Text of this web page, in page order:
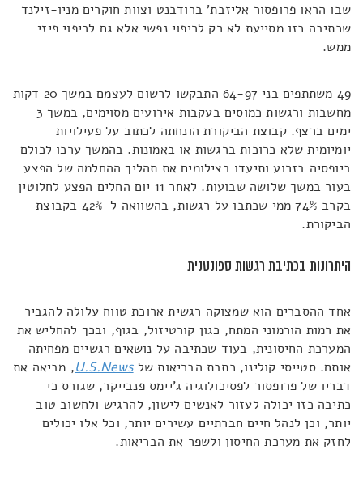
שבו הראו פרופסור אליזבת' ברודבנט וצוות חוקרים מניו-זילנד
שכתיבה כזו מסייעת לא רק לריפוי נפשי אלא גם לריפוי פיזי
ממש.
49 משתתפים בני 64-97 התבקשו לרשום לעצמם במשך 20 דקות
מחשבות ורגשות כמוסים בעקבות אירועים מסוימים, במשך 3
ימים ברצף. קבוצת הביקורת הונחתה לכתוב על פעילויות
יומיומית שלא כרוכות ברגשות או באמונות. בהמשך ערכו לכולם
ביופסיה בזרוע ותיעדו בצילומים את תהליך ההחלמה של הפצע
בעור במשך שלושה שבועות. לאחר 11 יום החלים הפצע לחלוטין
בקרב 74% ממי שכתבו על רגשות, בהשוואה ל-42% בקבוצת
הביקורת.
היתרונות בכתיבת רגשות ספונטנית
אחד ההסברים הוא שמצוקה רגשית ארוכת טווח עלולה להגביר
את רמות הורמוני המתח, כגון קורטיזול, בגוף, ובכך להחליש את
המערכת החיסונית, בעוד שכתיבה על נושאים רגשיים מפחיתה
אותם. סטייסי קולינו, כתבת הבריאות שלU.S.News, מביאה את
דבריו של פרופסור לפסיכולוגיה ג'יימס פנבייקר, שגורס כי
כתיבה כזו יכולה לעזור לאנשים לישון, להרגיש ולחשוב טוב
יותר, וכן לנהל חיים חברתיים עשירים יותר, וכל אלו יכולים
לחזק את מערכת החיסון ולשפר את הבריאות.